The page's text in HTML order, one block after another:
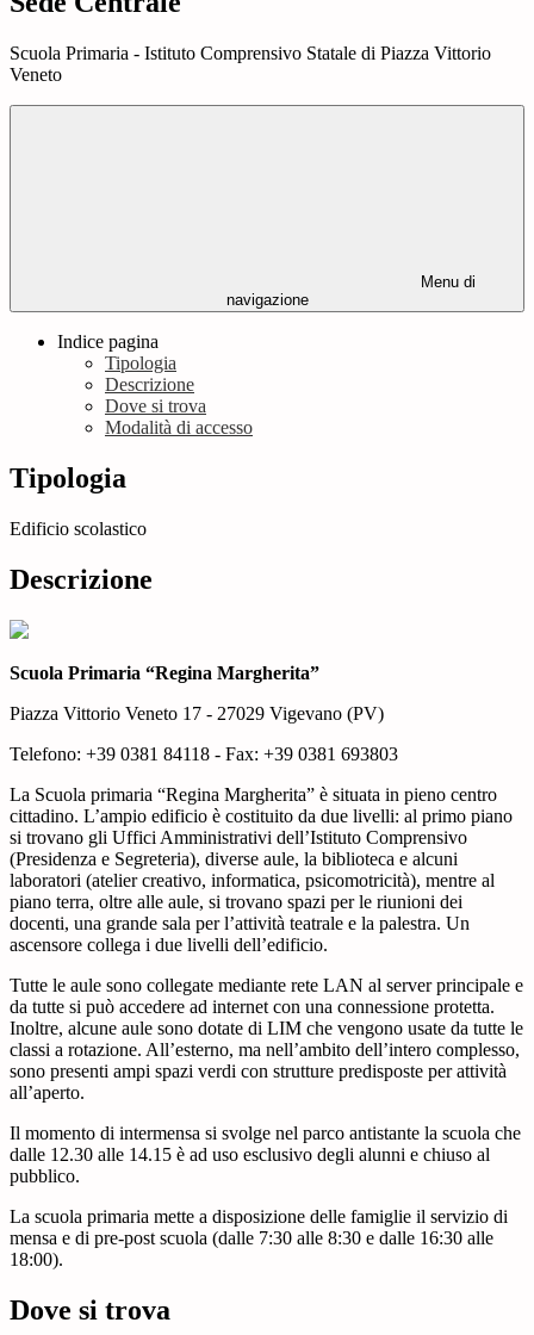
Scuola Primaria - Istituto Comprensivo Statale di Piazza Vittorio
Veneto
Menu di
navigazione
Indice pagina
Tipologia
Descrizione
Dove si trova
Modalità di accesso
Tipologia
Edificio scolastico
Descrizione
Scuola Primaria “Regina Margherita”
Piazza Vittorio Veneto 17 - 27029 Vigevano (PV)
Telefono: +39 0381 84118 - Fax: +39 0381 693803
La Scuola primaria “Regina Margherita” è situata in pieno centro
cittadino. L’ampio edificio è costituito da due livelli: al primo piano
si trovano gli Uffici Amministrativi dell’Istituto Comprensivo
(Presidenza e Segreteria), diverse aule, la biblioteca e alcuni
laboratori (atelier creativo, informatica, psicomotricità), mentre al
piano terra, oltre alle aule, si trovano spazi per le riunioni dei
docenti, una grande sala per l’attività teatrale e la palestra. Un
ascensore collega i due livelli dell’edificio.
Tutte le aule sono collegate mediante rete LAN al server principale e
da tutte si può accedere ad internet con una connessione protetta.
Inoltre, alcune aule sono dotate di LIM che vengono usate da tutte le
classi a rotazione. All’esterno, ma nell’ambito dell’intero complesso,
sono presenti ampi spazi verdi con strutture predisposte per attività
all’aperto.
Il momento di intermensa si svolge nel parco antistante la scuola che
dalle 12.30 alle 14.15 è ad uso esclusivo degli alunni e chiuso al
pubblico.
La scuola primaria mette a disposizione delle famiglie il servizio di
mensa e di pre-post scuola (dalle 7:30 alle 8:30 e dalle 16:30 alle
18:00).
Dove si trova